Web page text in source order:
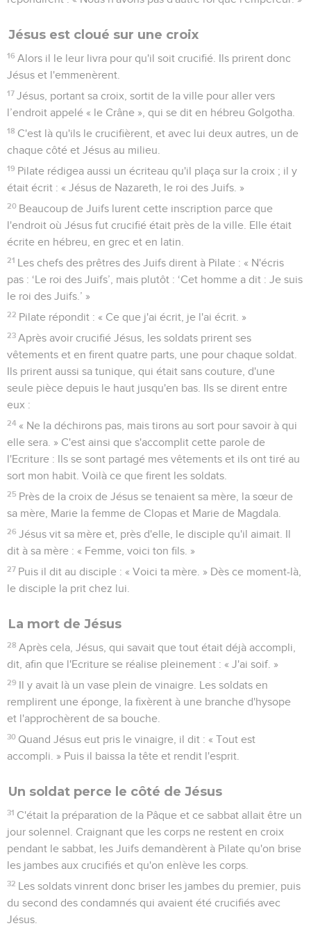
Jésus est cloué sur une croix
16 Alors il le leur livra pour qu'il soit crucifié. Ils prirent donc
Jésus et l'emmenèrent.
17 Jésus, portant sa croix, sortit de la ville pour aller vers
l’endroit appelé « le Crâne », qui se dit en hébreu Golgotha.
18 C'est là qu'ils le crucifièrent, et avec lui deux autres, un de
chaque côté et Jésus au milieu.
19 Pilate rédigea aussi un écriteau qu'il plaça sur la croix ; il y
était écrit : « Jésus de Nazareth, le roi des Juifs. »
20 Beaucoup de Juifs lurent cette inscription parce que
l'endroit où Jésus fut crucifié était près de la ville. Elle était
écrite en hébreu, en grec et en latin.
21 Les chefs des prêtres des Juifs dirent à Pilate : « N'écris
pas : ‘Le roi des Juifs’, mais plutôt : ‘Cet homme a dit : Je suis
le roi des Juifs.’ »
22 Pilate répondit : « Ce que j'ai écrit, je l'ai écrit. »
23 Après avoir crucifié Jésus, les soldats prirent ses
vêtements et en firent quatre parts, une pour chaque soldat.
Ils prirent aussi sa tunique, qui était sans couture, d'une
seule pièce depuis le haut jusqu'en bas. Ils se dirent entre
eux :
24 « Ne la déchirons pas, mais tirons au sort pour savoir à qui
elle sera. » C'est ainsi que s'accomplit cette parole de
l'Ecriture : Ils se sont partagé mes vêtements et ils ont tiré au
sort mon habit. Voilà ce que firent les soldats.
25 Près de la croix de Jésus se tenaient sa mère, la sœur de
sa mère, Marie la femme de Clopas et Marie de Magdala.
26 Jésus vit sa mère et, près d'elle, le disciple qu'il aimait. Il
dit à sa mère : « Femme, voici ton fils. »
27 Puis il dit au disciple : « Voici ta mère. » Dès ce moment-là,
le disciple la prit chez lui.
La mort de Jésus
28 Après cela, Jésus, qui savait que tout était déjà accompli,
dit, afin que l'Ecriture se réalise pleinement : « J'ai soif. »
29 Il y avait là un vase plein de vinaigre. Les soldats en
remplirent une éponge, la fixèrent à une branche d'hysope
et l'approchèrent de sa bouche.
30 Quand Jésus eut pris le vinaigre, il dit : « Tout est
accompli. » Puis il baissa la tête et rendit l'esprit.
Un soldat perce le côté de Jésus
31 C'était la préparation de la Pâque et ce sabbat allait être un
jour solennel. Craignant que les corps ne restent en croix
pendant le sabbat, les Juifs demandèrent à Pilate qu'on brise
les jambes aux crucifiés et qu'on enlève les corps.
32 Les soldats vinrent donc briser les jambes du premier, puis
du second des condamnés qui avaient été crucifiés avec
Jésus.